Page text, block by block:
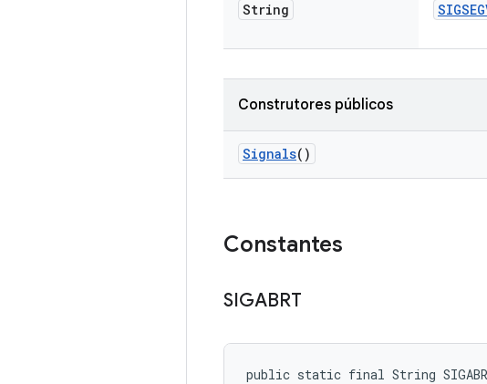
String
Construtores públicos
Signals()
Constantes
SIGABRT
public static final String